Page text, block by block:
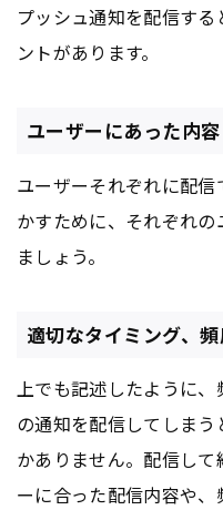
プッシュ通知を配信す
ントがあります。
ユーザーにあった内容
ユーザーそれぞれに配
かすために、それぞれ
ましょう。
適切なタイミング、
上でも記述したように
の通知を配信してしま
かありません。配信し
ーに合った配信内容や